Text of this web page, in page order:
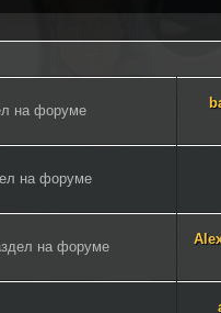
на форуме
на форуме
на форуме